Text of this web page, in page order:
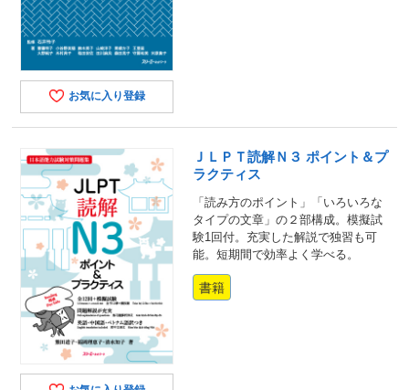
お気に入り登録
ＪＬＰＴ読解Ｎ３ ポイント＆プ
ラクティス
「読み方のポイント」「いろいろな
タイプの文章」の２部構成。模擬試
験1回付。充実した解説で独習も可
能。短期間で効率よく学べる。
書籍